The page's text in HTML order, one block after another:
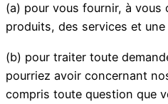
(a) pour vous fournir, à vous
produits, des services et
(b) pour traiter toute
pourriez avoir concernant
compris toute question que